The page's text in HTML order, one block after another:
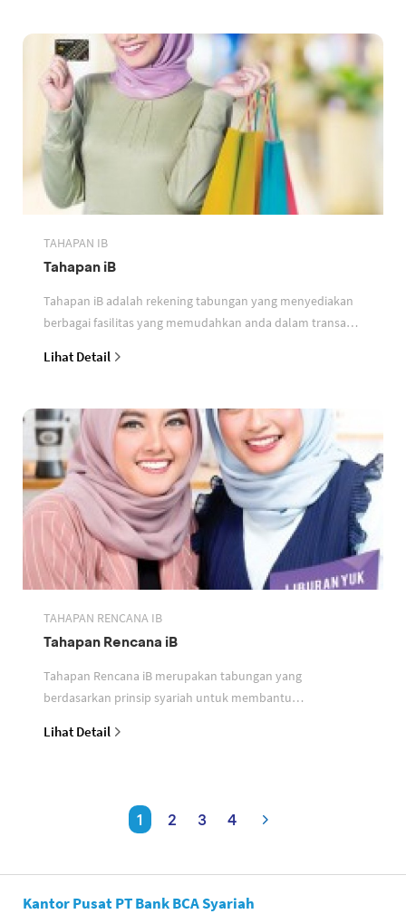
TAHAPAN IB
Tahapan iB
Tahapan iB adalah rekening tabungan yang menyediakan
berbagai fasilitas yang memudahkan anda dalam transaksi
Lihat Detail
TAHAPAN RENCANA IB
Tahapan Rencana iB
Tahapan Rencana iB merupakan tabungan yang
berdasarkan prinsip syariah untuk membantu
Lihat Detail
1 2 3 4
Kantor Pusat PT Bank BCA Syariah